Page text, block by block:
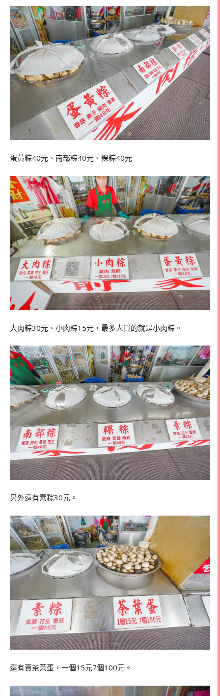
蛋黃粽40元、南部粽40元、粿粽40元
大肉粽30元、小肉粽15元，最多人買的就是小肉粽。
另外還有素粽30元。
還有賣茶葉蛋，一個15元7個100元。